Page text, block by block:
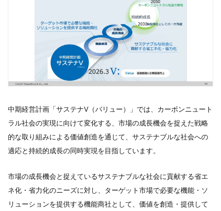
中期経営計画「サステナV（バリュー）」では、カーボンニュート
ラル社会の実現に向けて変化する、市場の成長機会を捉えた戦略
的な取り組みによる価値創造を通じて、サステナブルな社会への
適応と持続的成長の同時実現を目指しています。
市場の成長機会と捉えているサステナブルな社会に貢献する省エ
ネ化・省力化のニーズに対し、ターゲット市場で必要な機能・ソ
リューションを提供する機能商社として、価値を創造・提供して